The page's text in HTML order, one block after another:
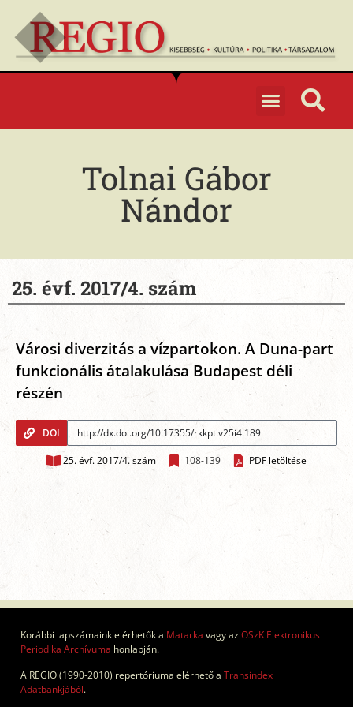
Tolnai Gábor
Nándor
25. évf. 2017/4. szám
Városi diverzitás a vízpartokon. A Duna-part
funkcionális átalakulása Budapest déli
részén
DOI
25. évf. 2017/4. szám 108-139 PDF letöltése
Korábbi lapszámaink elérhetők a Matarka vagy azOSzK Elektronikus
Periodika Archívuma honlapján.
A REGIO (1990-2010) repertóriuma elérhető a Transindex
Adatbankjából.